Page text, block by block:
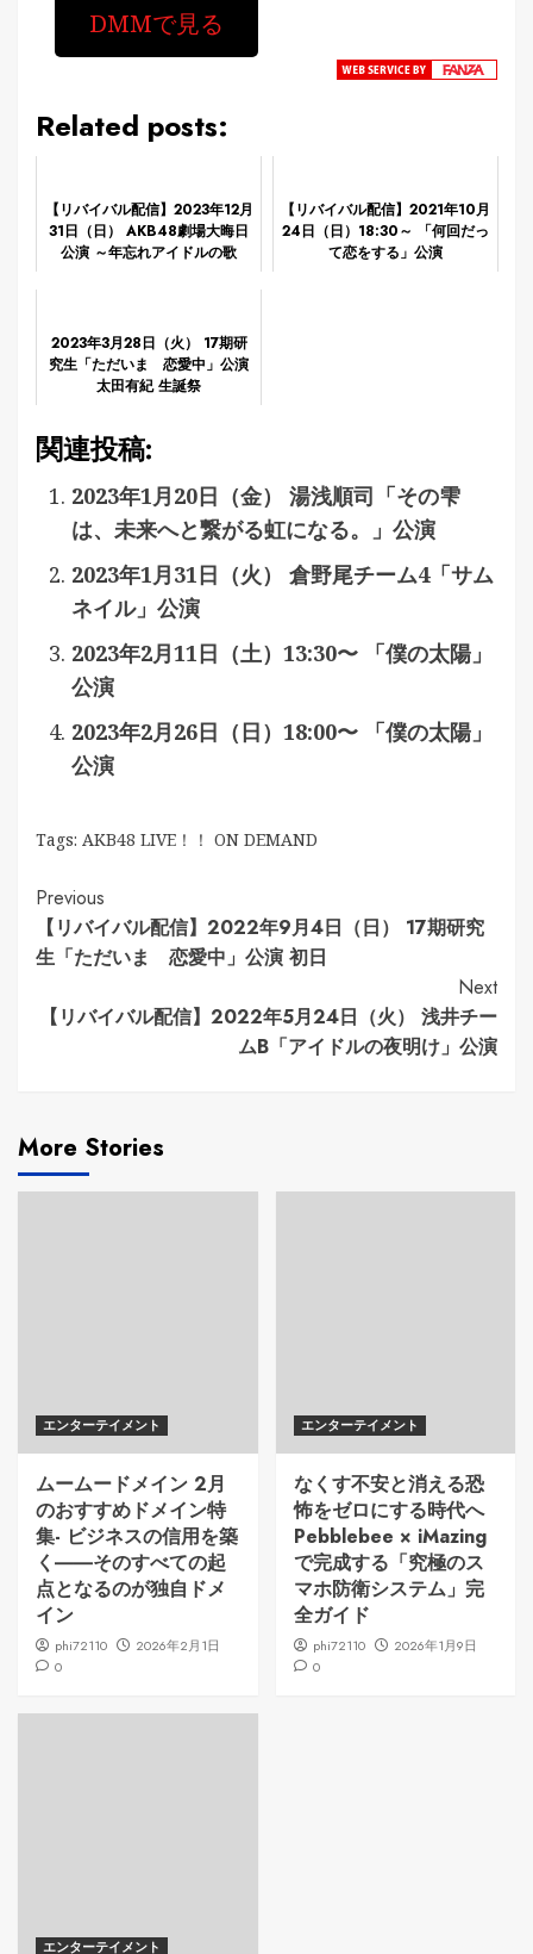
DMMで見る
Related posts:
【リバイバル配信】2023年12月
31日（日） AKB48劇場大晦日
公演 ～年忘れアイドルの歌
【リバイバル配信】2021年10月
24日（日）18:30～ 「何回だっ
て恋をする」公演
2023年3月28日（火） 17期研
究生「ただいま 恋愛中」公演
太田有紀 生誕祭
関連投稿:
2023年1月20日（金） 湯浅順司「その雫
は、未来へと繋がる虹になる。」公演
2023年1月31日（火） 倉野尾チーム4「サム
ネイル」公演
2023年2月11日（土）13:30〜 「僕の太陽」
公演
2023年2月26日（日）18:00〜 「僕の太陽」
公演
Tags: AKB48 LIVE！！ ON DEMAND
Continue
Reading
Previous
【リバイバル配信】2022年9月4日（日） 17期研究
生「ただいま 恋愛中」公演 初日
Next
【リバイバル配信】2022年5月24日（火） 浅井チー
ムB「アイドルの夜明け」公演
More Stories
エンターテイメント
ムームードメイン 2月
のおすすめドメイン特
集- ビジネスの信用を築
く――そのすべての起
点となるのが独自ドメ
イン
phi72110
2026年2月1日
0
エンターテイメント
なくす不安と消える恐
怖をゼロにする時代へ
Pebblebee × iMazing
で完成する「究極のス
マホ防衛システム」完
全ガイド
phi72110
2026年1月9日
0
エンターテイメント